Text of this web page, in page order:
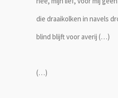
die draaikolken in navels
blind blijft voor averij (…)
(…)